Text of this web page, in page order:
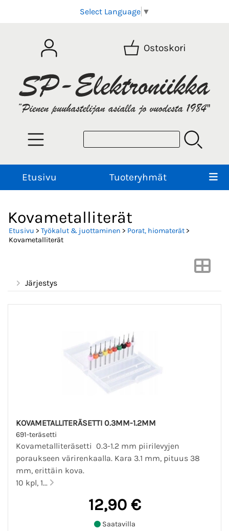
Select Language ▼
Ostoskori
Etusivu Tuoteryhmät
Kovametalliterät
Etusivu > Työkalut & juottaminen > Porat, hiomaterät>
Kovametalliterät
Järjestys
KOVAMETALLITERÄSETTI 0.3MM-1.2MM
691-teräsetti
Kovametalliteräsetti 0.3-1.2 mm piirilevyjen
poraukseen värirenkaalla. Kara 3.1 mm, pituus 38
mm, erittäin kova.
10 kpl, 1...
12,90 €
Saatavilla